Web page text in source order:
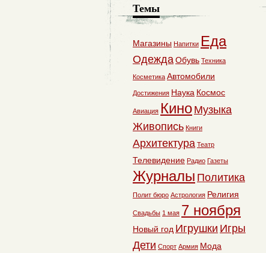
Темы
Магазины Напитки Еда
ОдеждаОбувь Техника
Косметика Автомобили
Достижения Наука Космос
Авиация Кино Музыка
Живопись Книги
Архитектура Театр
Телевидение Радио Газеты
Журналы Политика
Полит бюро Астрология Религия
Свадьбы 1 мая 7 ноября
Новый год Игрушки Игры
Дети Спорт Армия Мода